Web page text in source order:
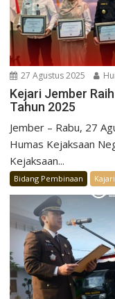
27 Agustus 2025
Kejari Jember
Tahun 2025
Jember – Rabu, 27
Humas Kejaksaan
Kejaksaan...
Bidang Pembinaan Kajari